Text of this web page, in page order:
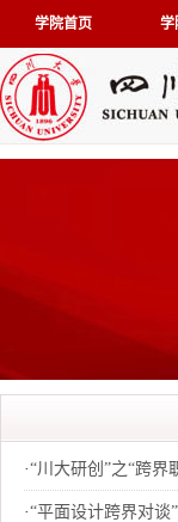
学院首页 学
·“川大研创”之“跨界
·“平面设计跨界对谈